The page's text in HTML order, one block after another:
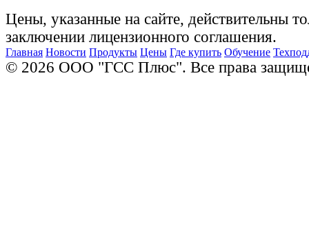
Цены, указанные на сайте, действительны
заключении лицензионного соглашения.
Главная Новости Продукты Цены Где купить Обучение
© 2026 ООО "ГСС Плюс". Все права